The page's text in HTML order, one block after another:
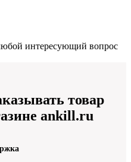
интересующий вопрос
товар
ankill.ru